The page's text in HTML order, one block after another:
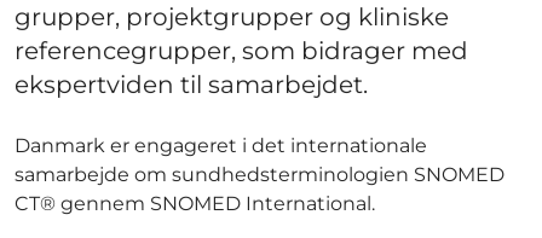
grupper, projektgrupper og kliniske
referencegrupper, som bidrager med
ekspertviden til samarbejdet.
Danmark er engageret i det internationale
samarbejde om sundhedsterminologien SNOMED
CT® gennem SNOMED International.